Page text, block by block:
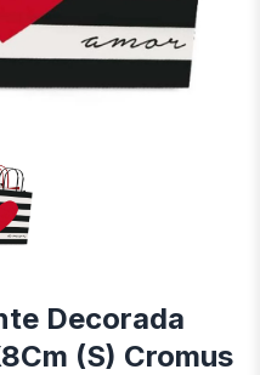
Decorada
(S) Cromus